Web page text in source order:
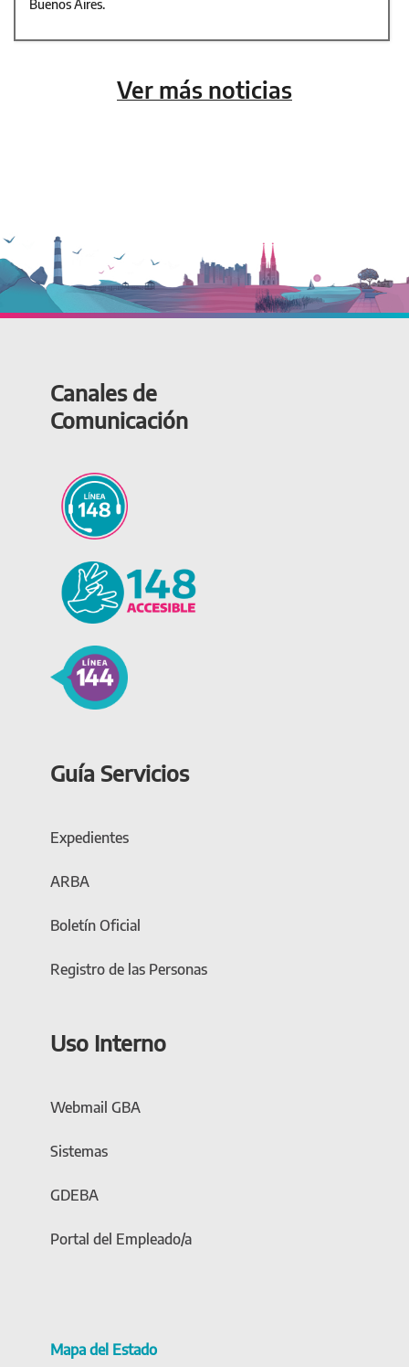
Buenos Aires.
Ver más noticias
Canales de
Comunicación
Guía Servicios
Expedientes
ARBA
Boletín Oficial
Registro de las Personas
Uso Interno
Webmail GBA
Sistemas
GDEBA
Portal del Empleado/a
Mapa del Estado